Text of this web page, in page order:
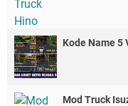
Kode Name 5
Mod Truck